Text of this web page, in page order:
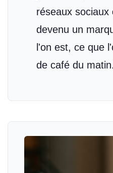
réseaux
devenu un
l'on est, ce que
de café du matin.